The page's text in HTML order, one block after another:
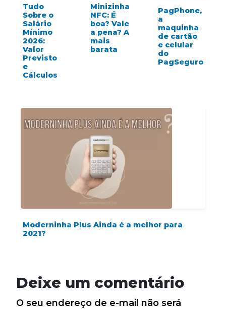
Tudo
Sobre o
Salário
Mínimo
2026:
Valor
Previsto
e
Cálculos
Minizinha
NFC: É
boa? Vale
a pena? A
mais
barata
PagPhone,
a
maquinha
de cartão
e celular
do
PagSeguro
Moderninha Plus Ainda é a melhor para
2021?
Deixe um comentário
O seu endereço de e-mail não será